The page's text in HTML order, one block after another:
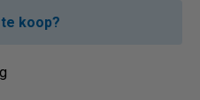
koop?